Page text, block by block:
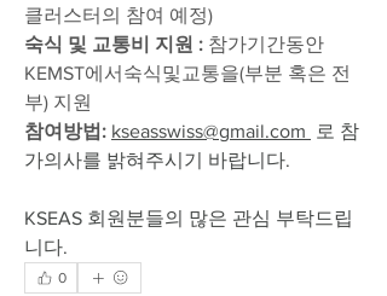
클러스터의 참여 예정)
숙식 및 교통비 지원 : 참가기간동안
KEMST에서숙식및교통을(부분 혹은 전
부) 지원
참여방법: kseasswiss@gmail.com
로 참
가의사를 밝혀주시기 바랍니다.
KSEAS 회원분들의 많은 관심 부탁드립
니다.
0